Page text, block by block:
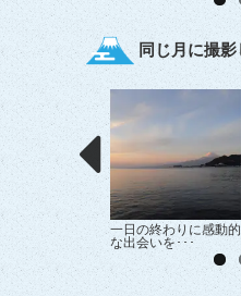
同じ月に撮
一日の終わりに感動的
な出会いを･･･